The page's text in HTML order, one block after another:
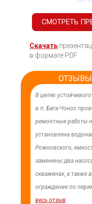
СМОТРЕТЬ
Скачать
в формате PDF
В целях
в п. Бага-Чонос
ремонтные работы
установлена
Рожновского,
заменены два
скважинах, а также
ограждение по
весь отзыв